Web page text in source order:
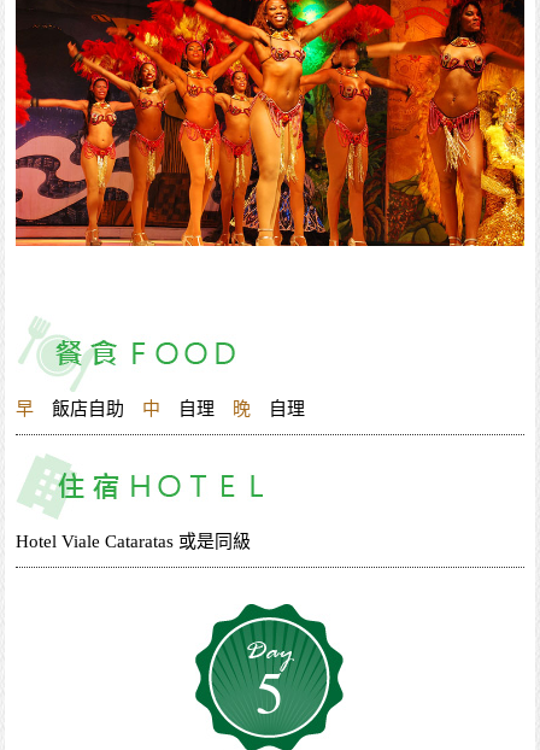
早 飯店自助 中 自理 晚 自理
Hotel Viale Cataratas 或是同級
5